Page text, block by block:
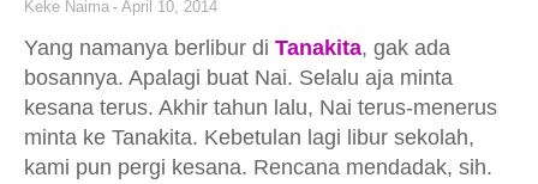
Keke Naima April 10, 2014
Yang namanya berlibur di Tanakita, gak ada
bosannya. Apalagi buat Nai. Selalu aja minta
kesana terus. Akhir tahun lalu, Nai terus-menerus
minta ke Tanakita. Kebetulan lagi libur sekolah,
kami pun pergi kesana. Rencana mendadak, sih.